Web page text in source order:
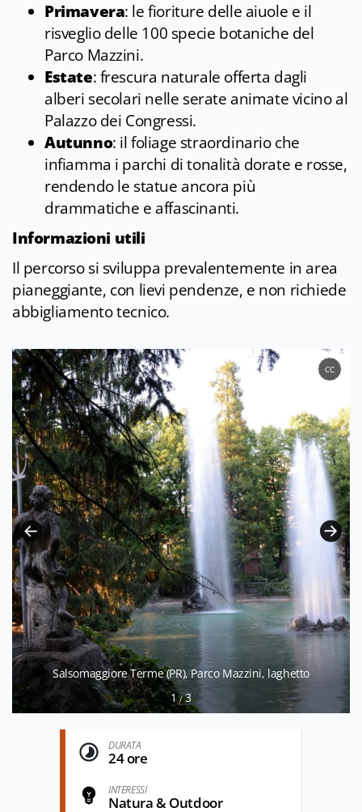
Primavera: le fioriture delle aiuole e il
risveglio delle 100 specie botaniche del
Parco Mazzini.
Estate: frescura naturale offerta dagli
alberi secolari nelle serate animate vicino al
Palazzo dei Congressi.
Autunno: il foliage straordinario che
infiamma i parchi di tonalità dorate e rosse,
rendendo le statue ancora più
drammatiche e affascinanti.
Informazioni utili
Il percorso si sviluppa prevalentemente in area
pianeggiante, con lievi pendenze, e non richiede
abbigliamento tecnico.
Salsomaggiore Terme (PR), Parco Mazzini, laghetto
CC
1/3
DURATA
24 ore
INTERESSI
Natura & Outdoor